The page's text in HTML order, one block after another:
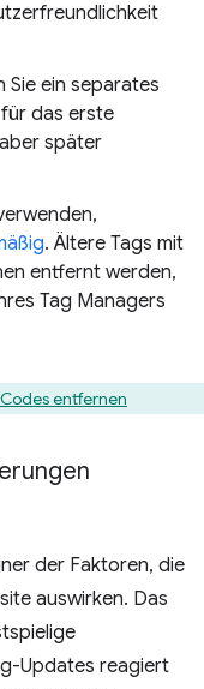
Sie ein separates
das erste
später
. Ältere Tags mit
entfernt werden,
Tag Managers
entfernen
der Faktoren, die
auswirken. Das
Updates reagiert